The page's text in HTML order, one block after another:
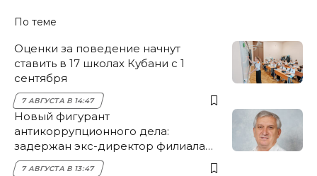
По теме
Оценки за поведение начнут
ставить в 17 школах Кубани с 1
сентября
7 АВГУСТА В 14:47
Новый фигурант
антикоррупционного дела:
задержан экс-директор филиала
НЭСК Крымска
7 АВГУСТА В 13:47